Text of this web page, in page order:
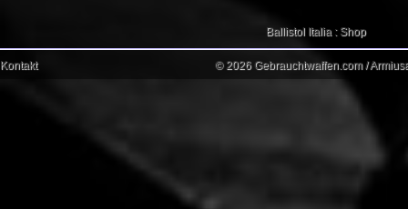
Ballistol Italia : Shop
Kontakt © 2026 Gebrauchtwaffen.com /